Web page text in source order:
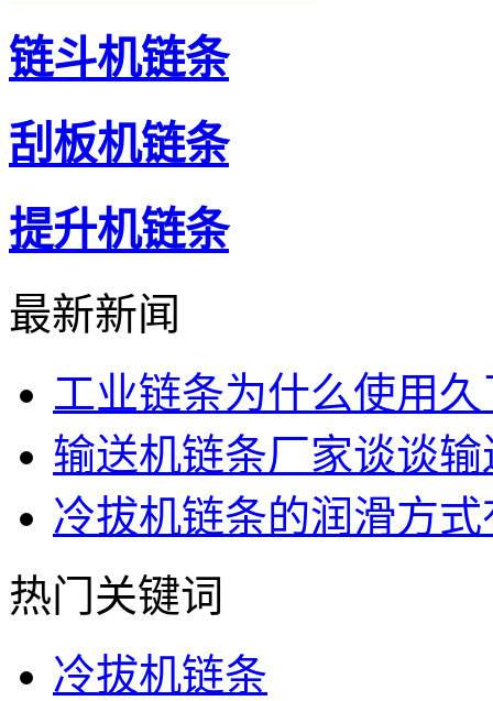
链斗机链条
刮板机链条
提升机链条
最新新闻
工业链条为什么使用
输送机链条厂家谈谈
冷拔机链条的润滑方
热门关键词
冷拔机链条